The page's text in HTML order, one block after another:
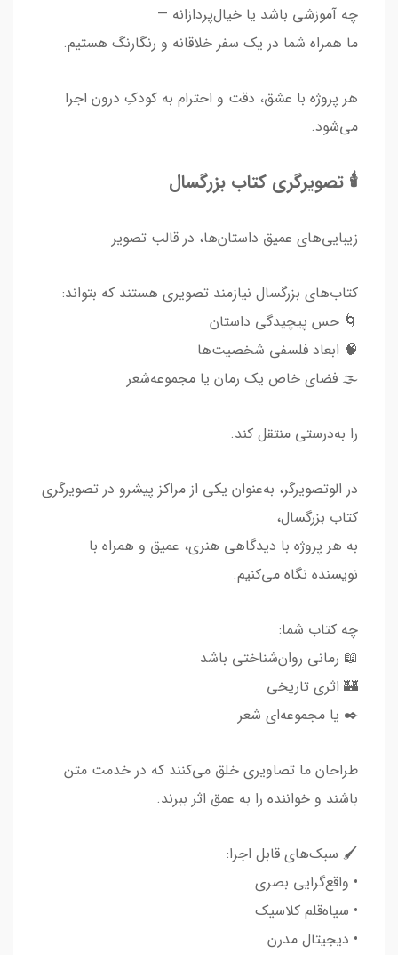
چه آموزشی باشد یا خیال‌پردازانه —
ما همراه شما در یک سفر خلاقانه و رنگارنگ هستیم.
هر پروژه با عشق، دقت و احترام به کودکِ درون اجرا
می‌شود.
🕯️ تصویرگری کتاب بزرگسال
زیبایی‌های عمیق داستان‌ها، در قالب تصویر
کتاب‌های بزرگسال نیازمند تصویری هستند که بتواند:
🌀 حس پیچیدگی داستان
🧠 ابعاد فلسفی شخصیت‌ها
🌫️ فضای خاص یک رمان یا مجموعه‌شعر
را به‌درستی منتقل کند.
در الوتصویرگر، به‌عنوان یکی از مراکز پیشرو در تصویرگری
کتاب بزرگسال،
به هر پروژه با دیدگاهی هنری، عمیق و همراه با
نویسنده نگاه می‌کنیم.
چه کتاب شما:
📖 رمانی روان‌شناختی باشد
🏰 اثری تاریخی
✒️ یا مجموعه‌ای شعر
طراحان ما تصاویری خلق می‌کنند که در خدمت متن
باشند و خواننده را به عمق اثر ببرند.
🖌️ سبک‌های قابل اجرا:
• واقع‌گرایی بصری
• سیاه‌قلم کلاسیک
• دیجیتال مدرن